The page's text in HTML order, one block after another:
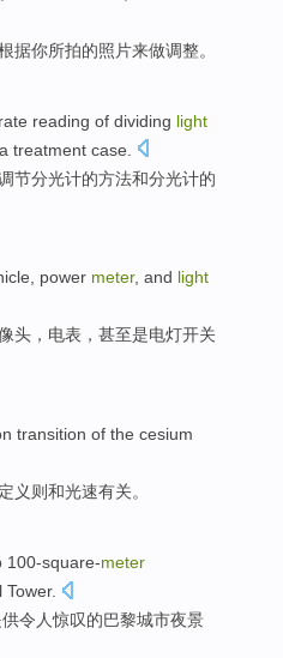
据你所拍的照片来做调整。
reading of dividing light
treatment case.
节分光计的方法和分光计的
power meter, and light
头 ， 电表 ，甚至是电灯开关
transition of the cesium
义则和光速有关。
100-square-meter
Tower.
令人惊叹的巴黎城市夜景